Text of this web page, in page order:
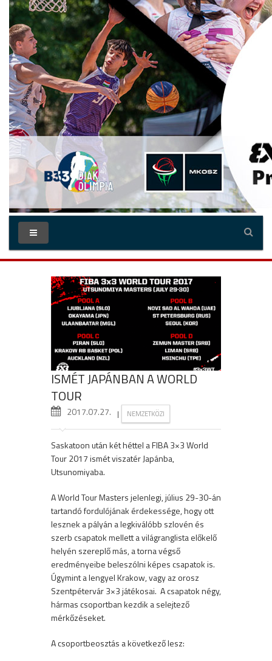
ISMÉT JAPÁNBAN A WORLD
TOUR
2017.07.27. | NEMZETKÖZI
Saskatoon után két héttel a FIBA 3×3 World
Tour 2017 ismét viszatér Japánba,
Utsunomiyaba.
A World Tour Masters jelenlegi, július 29-30-án
tartandó fordulójának érdekessége, hogy ott
lesznek a pályán a legkiválóbb szlovén és
szerb csapatok mellett a világranglista előkelő
helyén szereplő más, a torna végső
eredményeibe beleszólni képes csapatok is.
Úgymint a lengyel Krakow, vagy az orosz
Szentpétervár 3×3 játékosai. A csapatok négy,
hármas csoportban kezdik a selejtező
mérkőzéseket.
A csoportbeosztás a következő lesz: